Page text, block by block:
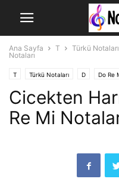
Ana Sayfa T Türkü Notaları
Notaları
T Türkü Notaları D Do Re
Cicekten
Re Mi